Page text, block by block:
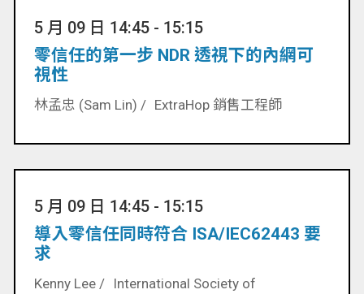
5 月 09 日 14:45 - 15:15
零信任的第一步 NDR 透視下的內網可
視性
林孟忠 (Sam Lin) / ExtraHop 銷售工程師
5 月 09 日 14:45 - 15:15
導入零信任同時符合 ISA/IEC62443 要
求
Kenny Lee / International Society of